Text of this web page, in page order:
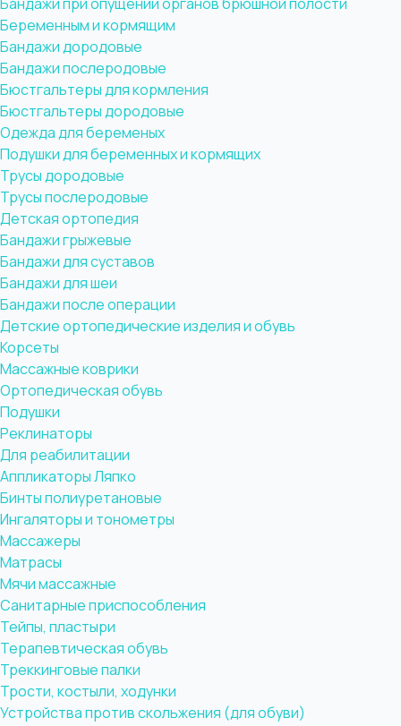
Беременным и кормящим
Бандажи дородовые
Бандажи послеродовые
Бюстгальтеры для кормления
Бюстгальтеры дородовые
Одежда для беременых
Подушки для беременных и кормящих
Трусы дородовые
Трусы послеродовые
Детская ортопедия
Бандажи грыжевые
Бандажи для суставов
Бандажи для шеи
Бандажи после операции
Детские ортопедические изделия и обувь
Корсеты
Массажные коврики
Ортопедическая обувь
Подушки
Реклинаторы
Для реабилитации
Аппликаторы Ляпко
Бинты полиуретановые
Ингаляторы и тонометры
Массажеры
Матрасы
Мячи массажные
Санитарные приспособления
Тейпы, пластыри
Терапевтическая обувь
Треккинговые палки
Трости, костыли, ходунки
Устройства против скольжения (для обуви)